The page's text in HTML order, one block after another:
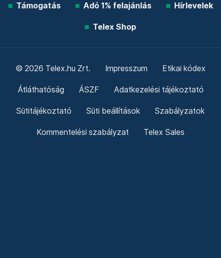
Támogatás Adó 1% felajánlás Hírlevelek
Telex Shop
© 2026 Telex.hu Zrt. Impresszum Etikai kódex
Átláthatóság ÁSZF Adatkezelési tájékoztató
Sütitájékoztató Süti beállítások Szabályzatok
Kommentelési szabályzat Telex Sales